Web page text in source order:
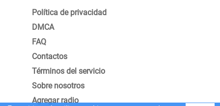
Política de privacidad
DMCA
FAQ
Contactos
Términos del servicio
Sobre nosotros
Agregar radio